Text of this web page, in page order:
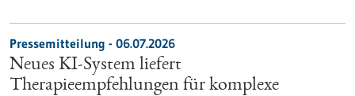
Pressemitteilung - 06.07.2026
Neues KI-System liefert
Therapieempfehlungen für komplexe